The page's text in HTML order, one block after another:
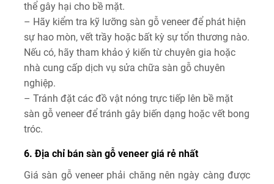
thể gây hại cho bề mặt.
– Hãy kiểm tra kỹ lưỡng sàn gỗ veneer để phát hiện
sự hao mòn, vết trầy hoặc bất kỳ sự tổn thương nào.
Nếu có, hãy tham khảo ý kiến từ chuyên gia hoặc
nhà cung cấp dịch vụ sửa chữa sàn gỗ chuyên
nghiệp.
– Tránh đặt các đồ vật nóng trực tiếp lên bề mặt
sàn gỗ veneer để tránh gây biến dạng hoặc vết bong
tróc.
6. Địa chỉ bán sàn gỗ veneer giá rẻ nhất
Giá sàn gỗ veneer phải chăng nên ngày càng được